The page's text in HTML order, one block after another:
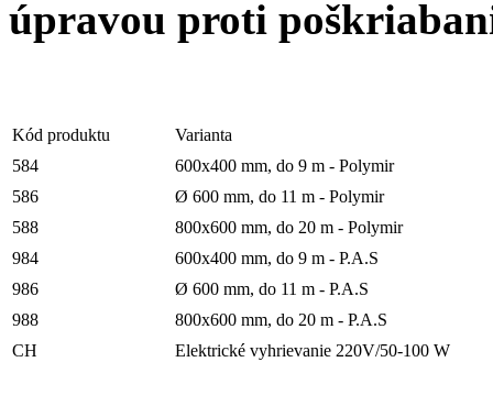
úpravou proti
Kód produktu
Varianta
584
600x400 mm, do 9 m - Polymir
586
Ø 600 mm, do 11 m - Polymir
588
800x600 mm, do 20 m - Polymir
984
600x400 mm, do 9 m - P.A.S
986
Ø 600 mm, do 11 m - P.A.S
988
800x600 mm, do 20 m - P.A.S
CH
Elektrické vyhrievanie 220V/50-100 W